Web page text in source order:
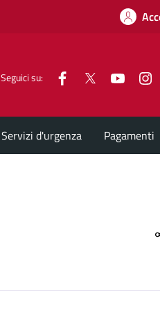
Seguici su: Facebook
Servizi d'urgenza Pagamenti